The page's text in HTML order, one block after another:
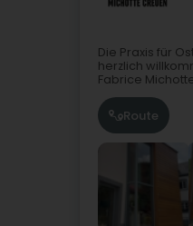
Die Praxis für
herzlich
Fabrice
Route